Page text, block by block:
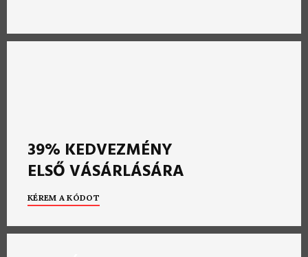
39% KEDVEZMÉNY
ELSŐ VÁSÁRLÁSÁRA
KÉREM A KÓDOT